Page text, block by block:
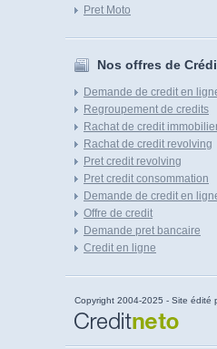
Pret Moto
Nos offres de
Demande de credit en
Regroupement de credits
Rachat de credit
Rachat de credit revolving
Pret credit revolving
Pret credit consommation
Demande de credit en
Offre de credit
Demande pret bancaire
Credit en ligne
Copyright 2004-2025 - Site édité